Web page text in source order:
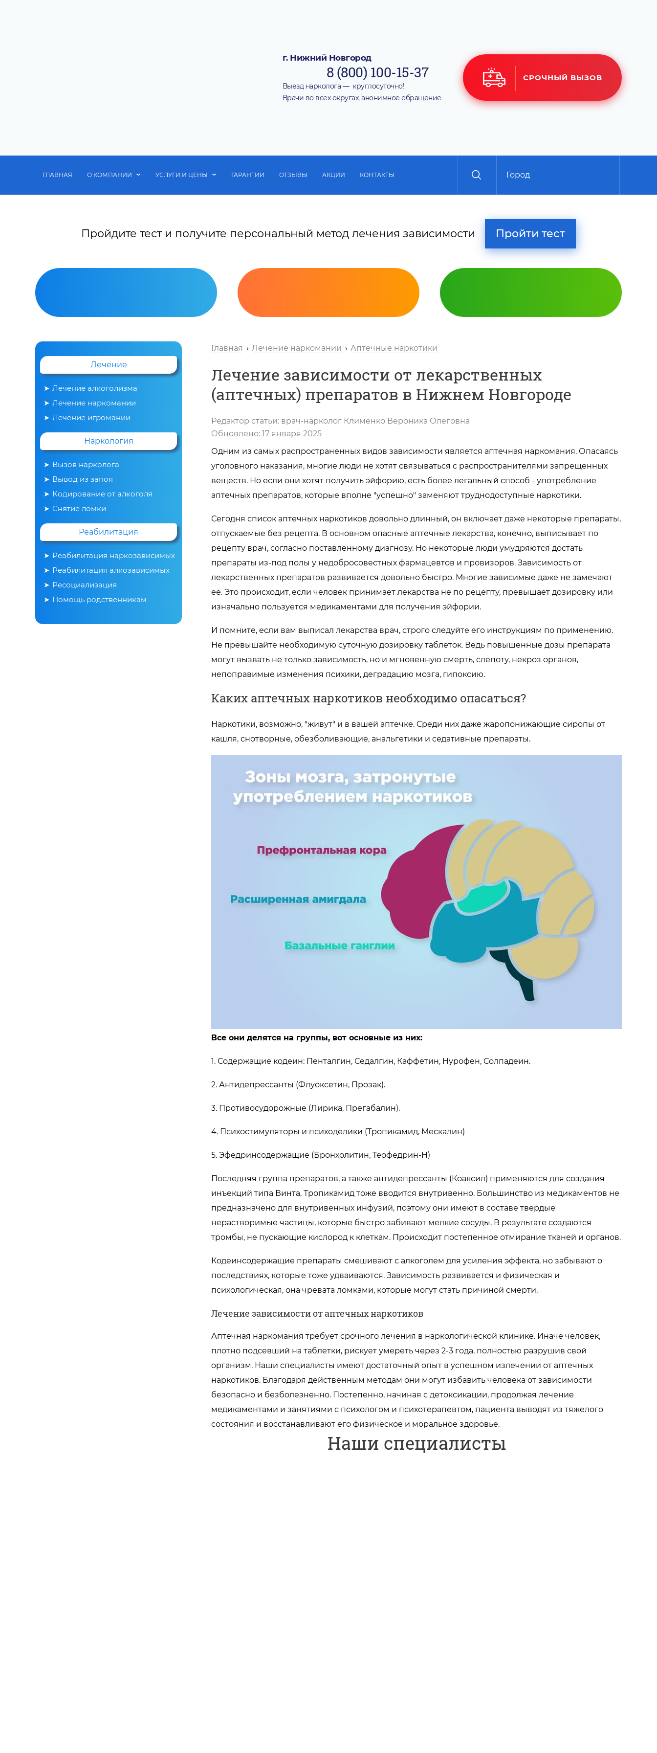
г. Нижний Новгород
8 (800) 100-15-37
Выезд нарколога — круглосуточно!
Врачи во всех округах, анонимное обращение
СРОЧНЫЙ ВЫЗОВ
ГЛАВНАЯ О КОМПАНИИ УСЛУГИ И ЦЕНЫ ГАРАНТИИ ОТЗЫВЫ АКЦИИ КОНТАКТЫ Город
Пройдите тест и получите персональный метод лечения зависимости Пройти тест
Вывод из запоя Вызов нарколога
Главная Лечение наркомании Аптечные наркотики
Лечение зависимости от лекарственных
(аптечных) препаратов в Нижнем Новгороде
Редактор статьи: врач-нарколог Клименко Вероника Олеговна
Обновлено: 17 января 2025
Одним из самых распространенных видов зависимости является аптечная наркомания. Опасаясь
уголовного наказания, многие люди не хотят связываться с распространителями запрещенных
веществ. Но если они хотят получить эйфорию, есть более легальный способ - употребление
аптечных препаратов, которые вполне "успешно" заменяют труднодоступные наркотики.
Сегодня список аптечных наркотиков довольно длинный, он включает даже некоторые препараты,
отпускаемые без рецепта. В основном опасные аптечные лекарства, конечно, выписывает по
рецепту врач, согласно поставленному диагнозу. Но некоторые люди умудряются достать
препараты из-под полы у недобросовестных фармацевтов и провизоров. Зависимость от
лекарственных препаратов развивается довольно быстро. Многие зависимые даже не замечают
ее. Это происходит, если человек принимает лекарства не по рецепту, превышает дозировку или
изначально пользуется медикаментами для получения эйфории.
И помните, если вам выписал лекарства врач, строго следуйте его инструкциям по применению.
Не превышайте необходимую суточную дозировку таблеток. Ведь повышенные дозы препарата
могут вызвать не только зависимость, но и мгновенную смерть, слепоту, некроз органов,
непоправимые изменения психики, деградацию мозга, гипоксию.
Каких аптечных наркотиков необходимо опасаться?
Наркотики, возможно, "живут" и в вашей аптечке. Среди них даже жаропонижающие сиропы от
кашля, снотворные, обезболивающие, анальгетики и седативные препараты.
Все они делятся на группы, вот основные из них:
1. Содержащие кодеин: Пенталгин, Седалгин, Каффетин, Нурофен, Солпадеин.
2. Антидепрессанты (Флуоксетин, Прозак).
3. Противосудорожные (Лирика, Прегабалин).
4. Психостимуляторы и психоделики (Тропикамид, Мескалин)
5. Эфедринсодержащие (Бронхолитин, Теофедрин-Н)
Последняя группа препаратов, а также антидепрессанты (Коаксил) применяются для создания
инъекций типа Винта, Тропикамид тоже вводится внутривенно. Большинство из медикаментов не
предназначено для внутривенных инфузий, поэтому они имеют в составе твердые
нерастворимые частицы, которые быстро забивают мелкие сосуды. В результате создаются
тромбы, не пускающие кислород к клеткам. Происходит постепенное отмирание тканей и органов.
Кодеинсодержащие препараты смешивают с алкоголем для усиления эффекта, но забывают о
последствиях, которые тоже удваиваются. Зависимость развивается и физическая и
психологическая, она чревата ломками, которые могут стать причиной смерти.
Лечение зависимости от аптечных наркотиков
Аптечная наркомания требует срочного лечения в наркологической клинике. Иначе человек,
плотно подсевший на таблетки, рискует умереть через 2-3 года, полностью разрушив свой
организм. Наши специалисты имеют достаточный опыт в успешном излечении от аптечных
наркотиков. Благодаря действенным методам они могут избавить человека от зависимости
безопасно и безболезненно. Постепенно, начиная с детоксикации, продолжая лечение
медикаментами и занятиями с психологом и психотерапевтом, пациента выводят из тяжелого
состояния и восстанавливают его физическое и моральное здоровье.
Наши специалисты
Лечение
Лечение алкоголизма
Лечение наркомании
Лечение игромании
Наркология
Вызов нарколога
Вывод из запоя
Кодирование от алкоголя
Снятие ломки
Реабилитация
Реабилитация наркозависимых
Реабилитация алкозависимых
Ресоциализация
Помощь родственникам